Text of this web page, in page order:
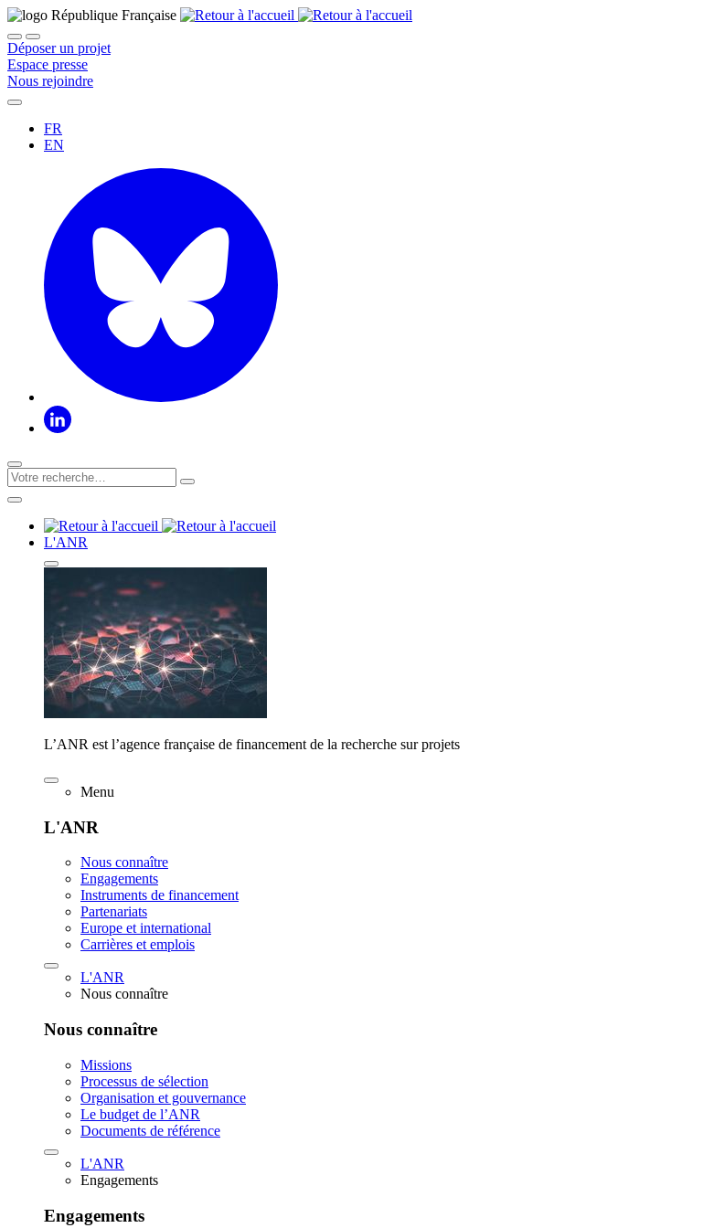
Déposer un projet
Espace presse
Nous rejoindre
FR
EN
L'ANR
L’ANR est l’agence française de financement de la recherche sur projets
Menu
L'ANR
Nous connaître
Engagements
Instruments de financement
Partenariats
Europe et international
Carrières et emplois
L'ANR
Nous connaître
Nous connaître
Missions
Processus de sélection
Organisation et gouvernance
Le budget de l’ANR
Documents de référence
L'ANR
Engagements
Engagements